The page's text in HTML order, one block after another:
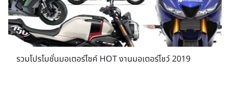
รวมโปรโมชั่นมอเตอร์ไซค์ HOT งานมอเตอร์โชว์ 2019